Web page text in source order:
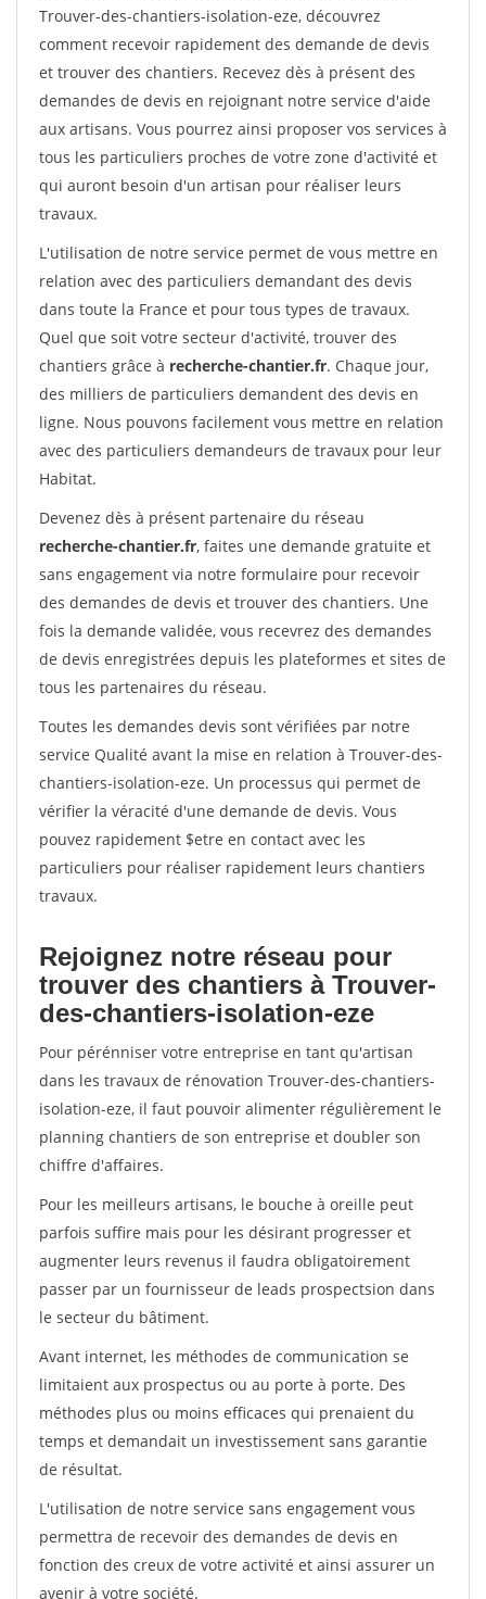
Trouver-des-chantiers-isolation-eze, découvrez
comment recevoir rapidement des demande de devis
et trouver des chantiers. Recevez dès à présent des
demandes de devis en rejoignant notre service d'aide
aux artisans. Vous pourrez ainsi proposer vos services à
tous les particuliers proches de votre zone d'activité et
qui auront besoin d'un artisan pour réaliser leurs
travaux.
L'utilisation de notre service permet de vous mettre en
relation avec des particuliers demandant des devis
dans toute la France et pour tous types de travaux.
Quel que soit votre secteur d'activité, trouver des
chantiers grâce à recherche-chantier.fr. Chaque jour,
des milliers de particuliers demandent des devis en
ligne. Nous pouvons facilement vous mettre en relation
avec des particuliers demandeurs de travaux pour leur
Habitat.
Devenez dès à présent partenaire du réseau
recherche-chantier.fr, faites une demande gratuite et
sans engagement via notre formulaire pour recevoir
des demandes de devis et trouver des chantiers. Une
fois la demande validée, vous recevrez des demandes
de devis enregistrées depuis les plateformes et sites de
tous les partenaires du réseau.
Toutes les demandes devis sont vérifiées par notre
service Qualité avant la mise en relation à Trouver-des-
chantiers-isolation-eze. Un processus qui permet de
vérifier la véracité d'une demande de devis. Vous
pouvez rapidement $etre en contact avec les
particuliers pour réaliser rapidement leurs chantiers
travaux.
Rejoignez notre réseau pour
trouver des chantiers à Trouver-
des-chantiers-isolation-eze
Pour pérénniser votre entreprise en tant qu'artisan
dans les travaux de rénovation Trouver-des-chantiers-
isolation-eze, il faut pouvoir alimenter régulièrement le
planning chantiers de son entreprise et doubler son
chiffre d'affaires.
Pour les meilleurs artisans, le bouche à oreille peut
parfois suffire mais pour les désirant progresser et
augmenter leurs revenus il faudra obligatoirement
passer par un fournisseur de leads prospectsion dans
le secteur du bâtiment.
Avant internet, les méthodes de communication se
limitaient aux prospectus ou au porte à porte. Des
méthodes plus ou moins efficaces qui prenaient du
temps et demandait un investissement sans garantie
de résultat.
L'utilisation de notre service sans engagement vous
permettra de recevoir des demandes de devis en
fonction des creux de votre activité et ainsi assurer un
avenir à votre société.